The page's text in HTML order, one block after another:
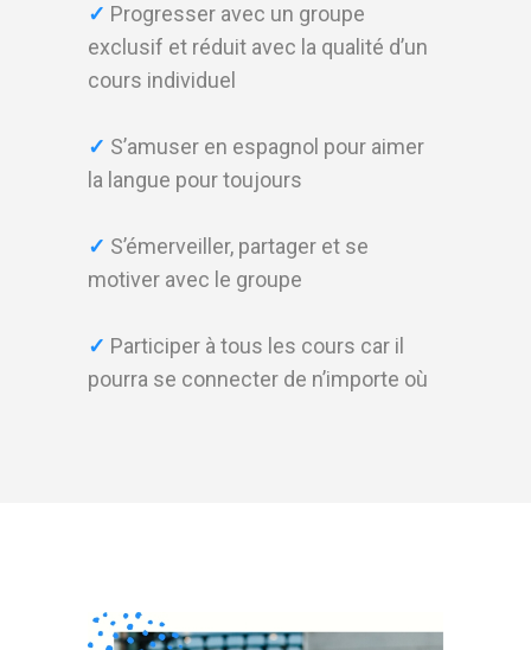
✓ Progresser avec un groupe
exclusif et réduit avec la qualité d’un
cours individuel
✓ S’amuser en espagnol pour aimer
la langue pour toujours
✓ S’émerveiller, partager et se
motiver avec le groupe
✓ Participer à tous les cours car il
pourra se connecter de n’importe où